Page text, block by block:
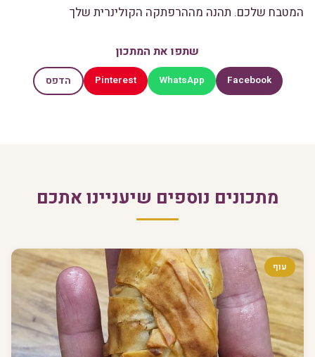
המטבח שלכם. תהנה מההרפתקה הקולינרית שלך
שתפו את המתכון
Facebook
WhatsApp
Pinterest הדפס
מתכונים נוספים שיעניינו אתכם
עוף